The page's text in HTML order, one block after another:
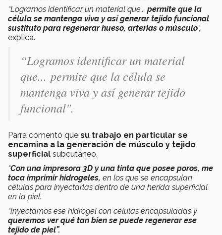
“Logramos identificar un material que... permite que la
célula se mantenga viva y así generar tejido funcional
sustituto para regenerar hueso, arterias o músculo”,
explica.
“Logramos identificar un material
que... permite que la célula se
mantenga viva y así generar tejido
funcional".
Parra comentó que su trabajo en particular se
encamina a la generación de músculo y tejido
superficial subcutáneo.
“Con una impresora 3D y una tinta que posee poros, me
toca imprimir hidrogeles, en los que se encapsulan
células para inyectarlas dentro de una herida superficial
en la piel.
“Inyectamos ese hidrogel con células encapsuladas y
queremos ver qué tan bien se puede regenerar ese
tejido de piel”.